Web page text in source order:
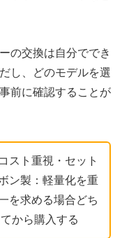
の交換は自分ででき
し、どのモデルを選
前に確認することが
スト重視・セット
ン製：軽量化を重
を求める場合どち
から購入する